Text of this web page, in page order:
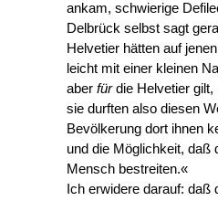
ankam, schwierige
Delbrück selbst sagt
Helvetier hätten auf
leicht mit einer kleinen
aber fürdie Helvetier gilt,
sie durften also diesen
Bevölkerung dort ihnen
und die Möglichkeit, daß
Mensch bestreiten.«
Ich erwidere darauf: daß